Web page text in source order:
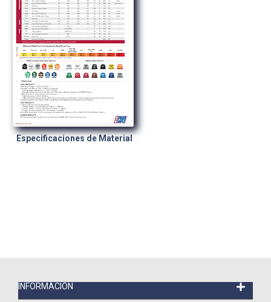
Especificaciones de Material
INFORMACIÓN